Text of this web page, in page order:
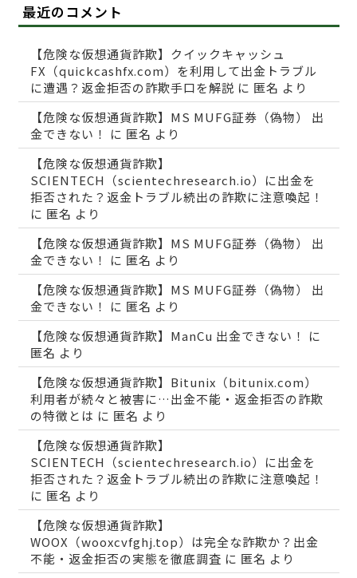
最近のコメント
【危険な仮想通貨詐欺】クイックキャッシュ
FX（quickcashfx.com）を利用して出金トラブル
に遭遇？返金拒否の詐欺手口を解説 に 匿名 より
【危険な仮想通貨詐欺】MS MUFG証券（偽物） 出
金できない！
に 匿名 より
【危険な仮想通貨詐欺】
SCIENTECH（scientechresearch.io）に出金を
拒否された？返金トラブル続出の詐欺に注意喚起！
に 匿名 より
【危険な仮想通貨詐欺】MS MUFG証券（偽物） 出
金できない！
に 匿名 より
【危険な仮想通貨詐欺】MS MUFG証券（偽物） 出
金できない！
に 匿名 より
【危険な仮想通貨詐欺】ManCu 出金できない！
に
匿名 より
【危険な仮想通貨詐欺】Bitunix（bitunix.com）
利用者が続々と被害に…出金不能・返金拒否の詐欺
の特徴とは に 匿名 より
【危険な仮想通貨詐欺】
SCIENTECH（scientechresearch.io）に出金を
拒否された？返金トラブル続出の詐欺に注意喚起！
に 匿名 より
【危険な仮想通貨詐欺】
WOOX（wooxcvfghj.top）は完全な詐欺か？出金
不能・返金拒否の実態を徹底調査 に 匿名 より